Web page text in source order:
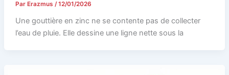
Par Erazmus /12/01/2026
Une gouttière en zinc ne se contente pas de collecter
l’eau de pluie. Elle dessine une ligne nette sous la